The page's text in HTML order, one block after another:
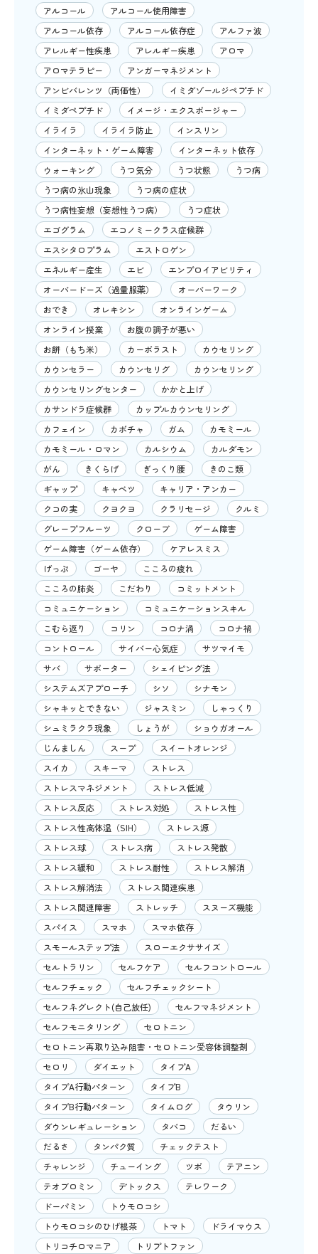
アルコール
アルコール使用障害
アルコール依存
アルコール依存症
アルファ波
アレルギー性疾患
アレルギー疾患
アロマ
アロマテラピー
アンガーマネジメント
アンビバレンツ（両価性）
イミダゾールジペプチド
イミダペプチド
イメージ・エクスポージャー
イライラ
イライラ防止
インスリン
インターネット・ゲーム障害
インターネット依存
ウォーキング
うつ気分 うつ状態
うつ病
うつ病の氷山現象
うつ病の症状
うつ病性妄想（妄想性うつ病）
うつ症状
エゴグラム
エコノミークラス症候群
エスシタロプラム
エストロゲン
エネルギー産生
エビ
エンプロイアビリティ
オーバードーズ（過量服薬）
オーバーワーク
おでき
オレキシン
オンラインゲーム
オンライン授業
お腹の調子が悪い
お餅（もち米）
カーボラスト
カウセリング
カウンセラー
カウンセリグ
カウンセリング
カウンセリングセンター
かかと上げ
カサンドラ症候群
カップルカウンセリング
カフェイン
カボチャ ガム
カモミール
カモミール・ロマン
カルシウム
カルダモン
がん
きくらげ ぎっくり腰
きのこ類
ギャップ
キャベツ
キャリア・アンカー
クコの実
クヨクヨ クラリセージ
クルミ
グレープフルーツ
クローブ
ゲーム障害
ゲーム障害（ゲーム依存）
ケアレスミス
げっぷ
ゴーヤ
こころの疲れ
こころの肺炎
こだわり
コミットメント
コミュニケーション
コミュニケーションスキル
こむら返り
コリン コロナ渦
コロナ禍
コントロール
サイバー心気症
サツマイモ
サバ
サポーター
シェイピング法
システムズアプローチ
シソ
シナモン
シャキッとできない
ジャスミン
しゃっくり
シュミラクラ現象
しょうが
ショウガオール
じんましん
スープ
スイートオレンジ
スイカ
スキーマ
ストレス
ストレスマネジメント
ストレス低減
ストレス反応
ストレス対処
ストレス性
ストレス性高体温（SIH）
ストレス源
ストレス球
ストレス病
ストレス発散
ストレス緩和
ストレス耐性
ストレス解消
ストレス解消法
ストレス関連疾患
ストレス関連障害
ストレッチ
スヌーズ機能
スパイス
スマホ
スマホ依存
スモールステップ法
スローエクササイズ
セルトラリン
セルフケア
セルフコントロール
セルフチェック
セルフチェックシート
セルフネグレクト(自己放任)
セルフマネジメント
セルフモニタリング
セロトニン
セロトニン再取り込み阻害・セロトニン受容体調整剤
セロリ
ダイエット
タイプA
タイプA行動パターン
タイプB
タイプB行動パターン
タイムログ
タウリン
ダウンレギュレーション
タバコ
だるい
だるさ
タンパク質
チェックテスト
チャレンジ
チューイング ツボ
テアニン
テオブロミン
デトックス
テレワーク
ドーパミン
トウモロコシ
トウモロコシのひげ根茶
トマト
ドライマウス
トリコチロマニア
トリプトファン